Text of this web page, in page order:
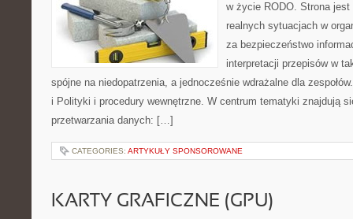
w życie RODO. Strona
realnych sytuacjach w
za bezpieczeństwo
interpretacji przepisów w
spójne na niedopatrzenia, a jednocześnie wdrażalne dla
i Polityki i procedury wewnętrzne. W centrum tematyki znajdują
przetwarzania danych: […]
CATEGORIES: ARTYKUŁY SPONSOROWANE
KARTY GRAFICZNE (GPU)